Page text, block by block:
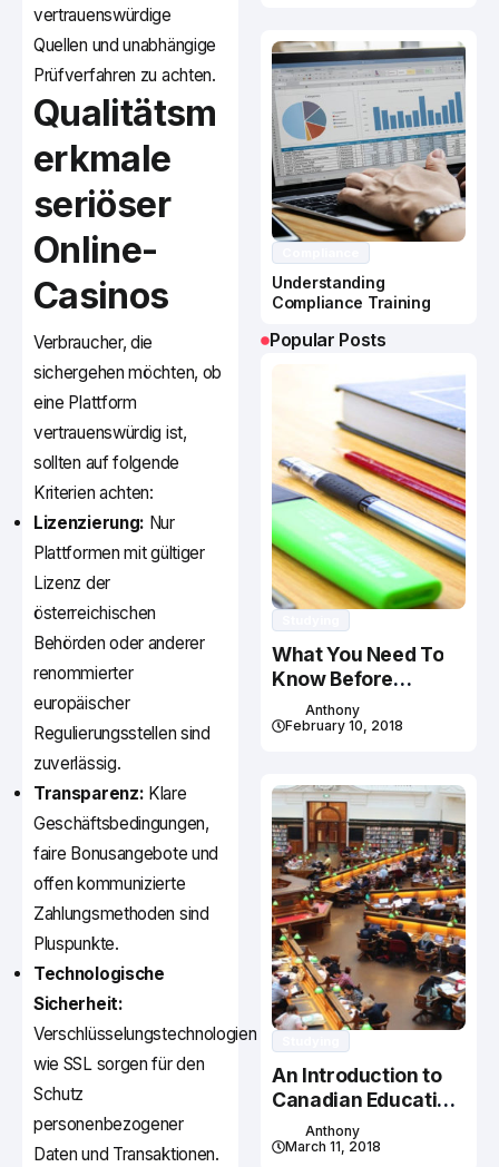
vertrauenswürdige
Quellen und unabhängige
Prüfverfahren zu achten.
Qualitätsm
erkmale
seriöser
Online-
Casinos
Verbraucher, die
sichergehen möchten, ob
eine Plattform
vertrauenswürdig ist,
sollten auf folgende
Kriterien achten:
Lizenzierung: Nur
Plattformen mit gültiger
Lizenz der
österreichischen
Behörden oder anderer
renommierter
europäischer
Regulierungsstellen sind
zuverlässig.
Transparenz: Klare
Geschäftsbedingungen,
faire Bonusangebote und
offen kommunizierte
Zahlungsmethoden sind
Pluspunkte.
Technologische
Sicherheit:
Verschlüsselungstechnologien
wie SSL sorgen für den
Schutz
personenbezogener
Daten und Transaktionen.
Understanding
Compliance Training
Popular Posts
What You Need To
Know Before
Studying In Canada
Anthony
February 10, 2018
An Introduction to
Canadian Education
System
Anthony
March 11, 2018